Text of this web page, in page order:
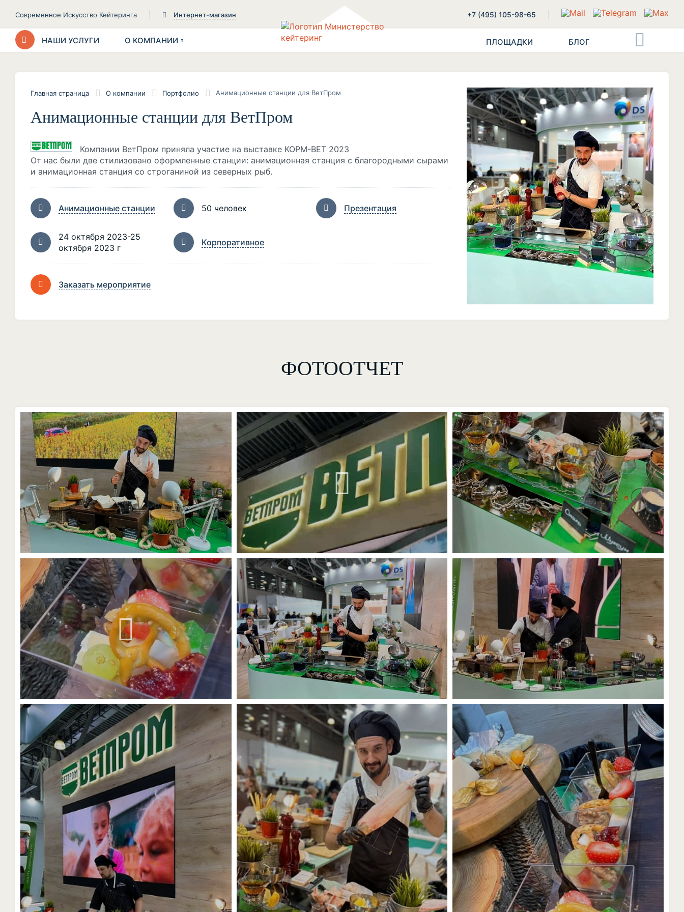
Современное Искусство Кейтеринга Интернет-магазин +7 (495) 105-98-65
НАШИ УСЛУГИ О КОМПАНИИ ПЛОЩАДКИ БЛОГ
Главная страница О компании Портфолио Анимационные станции для ВетПром
Анимационные станции для ВетПром
Компании ВетПром приняла участие на выставке КОРМ-ВЕТ 2023
От нас были две стилизовано оформленные станции: анимационная станция с благородными сырами
и анимационная станция со строганиной из северных рыб.
Анимационные станции 50 человек Презентация
24 октября 2023-25
октября 2023 г
Корпоративное
Заказать мероприятие
ФОТООТЧЕТ